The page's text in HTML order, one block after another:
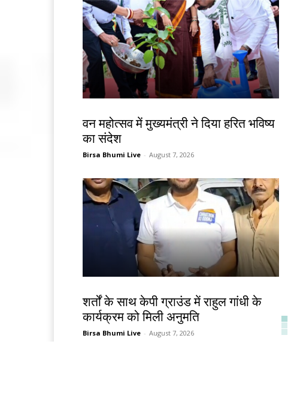
वन महोत्सव में मुख्यमंत्री ने दिया हरित भविष्य
का संदेश
Birsa Bhumi Live - August 7, 2026
शर्तों के साथ केपी ग्राउंड में राहुल गांधी के
कार्यक्रम को मिली अनुमति
Birsa Bhumi Live - August 7, 2026